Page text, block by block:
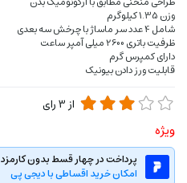
وزن 1.35 کیلوگرم
شامل 4 عدد سر ماساژ با چرخش سه بعدی
ظرفیت باتری 2600 میلی آمپر ساعت
دارای کمپرس گرم
قابلیت ورز دادن بیونیک
از 3رای
ویژه
پرداخت در چهار قسط بدون کارمزد
امکان خرید اقساطی با دیجی پی